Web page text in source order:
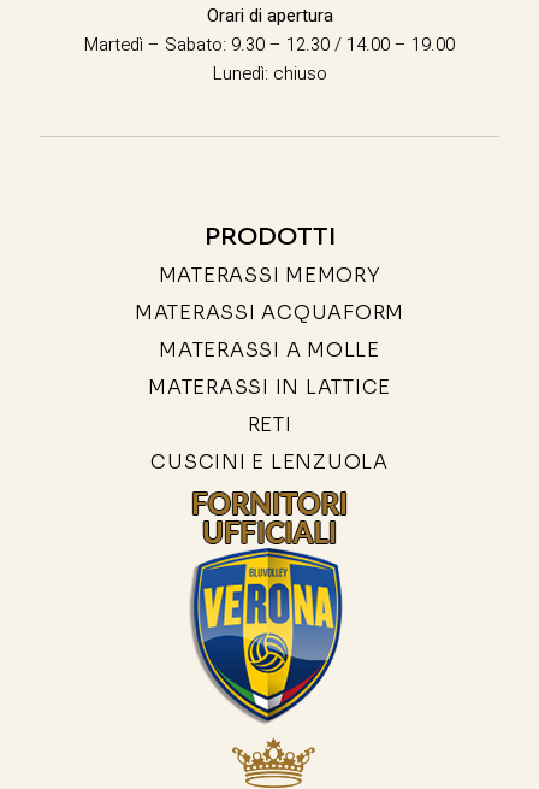
Orari di apertura
Martedì – Sabato: 9.30 – 12.30 / 14.00 – 19.00
Lunedì: chiuso
PRODOTTI
MATERASSI MEMORY
MATERASSI ACQUAFORM
MATERASSI A MOLLE
MATERASSI IN LATTICE
RETI
CUSCINI E LENZUOLA